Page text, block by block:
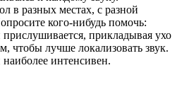
в разных местах, с разной
кого-нибудь помочь:
прикладывая ухо
чтобы лучше локализовать звук.
интенсивен.